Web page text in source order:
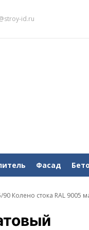
id.ru
Фасад
Колено стока RAL 9005